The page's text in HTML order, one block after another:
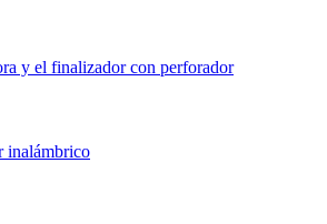
y el finalizador con perforador
inalámbrico